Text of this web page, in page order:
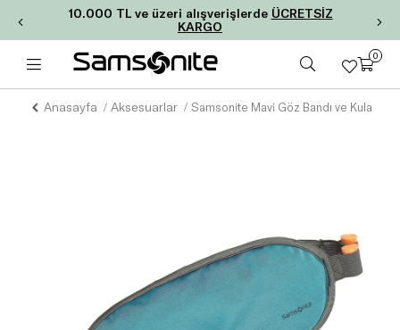
10.000 TL ve üzeri alışverişlerde ÜCRETSİZ
KARGO
0
Anasayfa Aksesuarlar Samsonite Mavi Göz Bandı ve Kulak